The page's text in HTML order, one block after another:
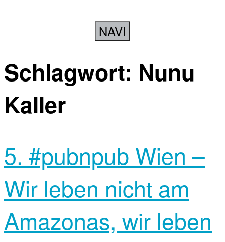
NAVI
Schlagwort: Nunu
Kaller
5. #pubnpub Wien –
Wir leben nicht am
Amazonas, wir leben